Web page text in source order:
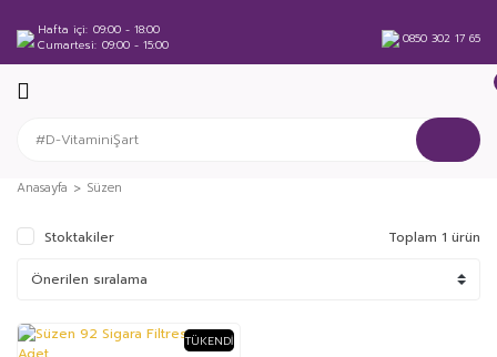
Hafta içi 09:00 - 18:00
Cumartesi 09:00 - 15:00 0850 302 17 65
Anasayfa Süzen
Stoktakiler Toplam 1 ürün
%26 TÜKENDI